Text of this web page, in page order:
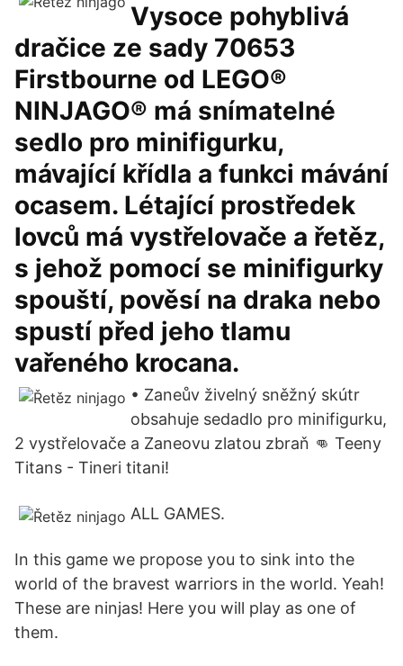
Vysoce pohyblivá
dračice ze sady 70653
Firstbourne od LEGO®
NINJAGO® má snímatelné
sedlo pro minifigurku,
mávající křídla a funkci mávání
ocasem. Létající prostředek
lovců má vystřelovače a řetěz,
s jehož pomocí se minifigurky
spouští, pověsí na draka nebo
spustí před jeho tlamu
vařeného krocana.
• Zaneův živelný sněžný skútr
obsahuje sedadlo pro minifigurku,
2 vystřelovače a Zaneovu zlatou zbraň 👊 Teeny
Titans - Tineri titani!
ALL GAMES.
In this game we propose you to sink into the
world of the bravest warriors in the world. Yeah!
These are ninjas! Here you will play as one of
them.